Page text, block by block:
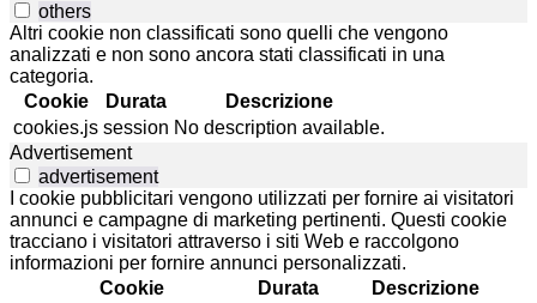
others
Altri cookie non classificati sono quelli che vengono
analizzati e non sono ancora stati classificati in una
categoria.
Cookie
Durata
Descrizione
cookies.js session No description available.
Advertisement
advertisement
I cookie pubblicitari vengono utilizzati per fornire ai visitatori
annunci e campagne di marketing pertinenti. Questi cookie
tracciano i visitatori attraverso i siti Web e raccolgono
informazioni per fornire annunci personalizzati.
Cookie
Durata Descrizione